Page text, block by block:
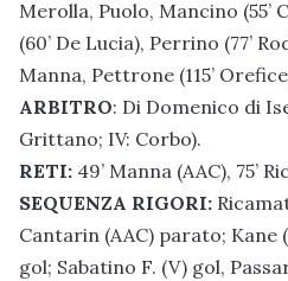
Merolla, Puolo, Mancino (55’
(60’ De Lucia), Perrino (77’
Manna, Pettrone (115’
ARBITRO: Di Domenico di
Grittano; IV: Corbo).
RETI: 49’ Manna (AAC), 75’
SEQUENZA RIGORI:
Cantarin (AAC) parato; Kane
gol; Sabatino F. (V) gol,